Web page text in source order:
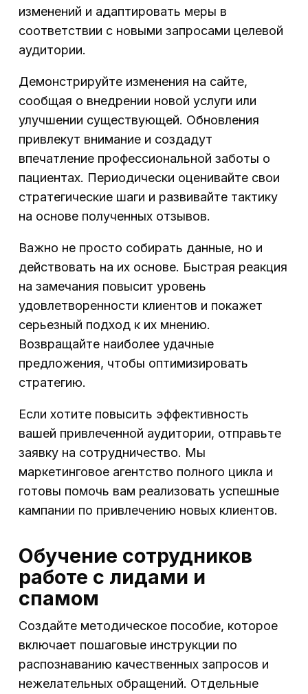
изменений и адаптировать меры в
соответствии с новыми запросами целевой
аудитории.
Демонстрируйте изменения на сайте,
сообщая о внедрении новой услуги или
улучшении существующей. Обновления
привлекут внимание и создадут
впечатление профессиональной заботы о
пациентах. Периодически оценивайте свои
стратегические шаги и развивайте тактику
на основе полученных отзывов.
Важно не просто собирать данные, но и
действовать на их основе. Быстрая реакция
на замечания повысит уровень
удовлетворенности клиентов и покажет
серьезный подход к их мнению.
Возвращайте наиболее удачные
предложения, чтобы оптимизировать
стратегию.
Если хотите повысить эффективность
вашей привлеченной аудитории, отправьте
заявку на сотрудничество. Мы
маркетинговое агентство полного цикла и
готовы помочь вам реализовать успешные
кампании по привлечению новых клиентов.
Обучение сотрудников
работе с лидами и
спамом
Создайте методическое пособие, которое
включает пошаговые инструкции по
распознаванию качественных запросов и
нежелательных обращений. Отдельные